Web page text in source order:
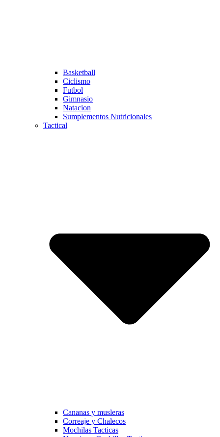
Basketball
Ciclismo
Futbol
Gimnasio
Natacion
Sumplementos Nutricionales
Tactical
Cananas y musleras
Correaje y Chalecos
Mochilas Tacticas